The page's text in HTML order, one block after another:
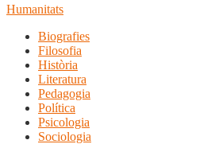
Humanitats
Biografies
Filosofia
Història
Literatura
Pedagogia
Política
Psicologia
Sociologia